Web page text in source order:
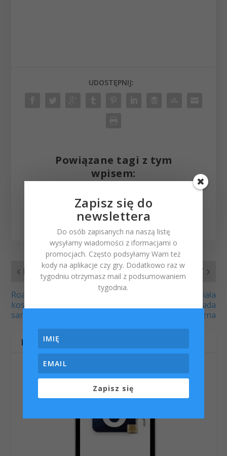
UDOSTĘPNIJ:
Powiązane tagi z tym
wpisem:
iphone|ipod |przejścia
zoom
POPRZEDNI
Road Trip – kontroluj
koszty swojego
samochodu
NASTĘPNY
iPhone 5s krótko działa
na baterii – wada
fabryczna
POWIĄZANE WPISY
Zapisz się do
newslettera
Do osób zapisanych na naszą listę
wysyłamy wiadomości z iformacjami o
promocjach. Często podsyłamy Wam też
kody na aplikacje czy gry. Dodatkowo raz w
tygodniu otrzymasz mail z podsumowaniem
tygodnia.
Zapisz się